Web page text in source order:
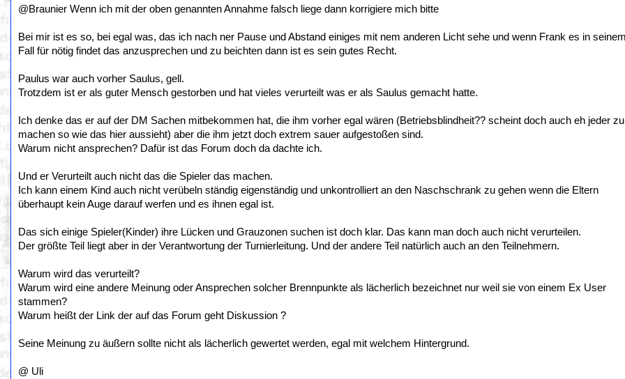
@Braunier Wenn ich mit der oben genannten Annahme falsch liege dann korrigiere mich bitte
Bei mir ist es so, bei egal was, das ich nach ner Pause und Abstand einiges mit nem anderen Licht sehe und wenn Frank es in
Fall für nötig findet das anzusprechen und zu beichten dann ist es sein gutes Recht.
Paulus war auch vorher Saulus, gell.
Trotzdem ist er als guter Mensch gestorben und hat vieles verurteilt was er als Saulus gemacht hatte.
Ich denke das er auf der DM Sachen mitbekommen hat, die ihm vorher egal wären (Betriebsblindheit?? scheint doch auch eh jeder zu
machen so wie das hier aussieht) aber die ihm jetzt doch extrem sauer aufgestoßen sind.
Warum nicht ansprechen? Dafür ist das Forum doch da dachte ich.
Und er Verurteilt auch nicht das die Spieler das machen.
Ich kann einem Kind auch nicht verübeln ständig eigenständig und unkontrolliert an den Naschschrank zu gehen wenn die Eltern
überhaupt kein Auge darauf werfen und es ihnen egal ist.
Das sich einige Spieler(Kinder) ihre Lücken und Grauzonen suchen ist doch klar. Das kann man doch auch nicht verurteilen.
Der größte Teil liegt aber in der Verantwortung der Turnierleitung. Und der andere Teil natürlich auch an den Teilnehmern.
Warum wird das verurteilt?
Warum wird eine andere Meinung oder Ansprechen solcher Brennpunkte als lächerlich bezeichnet nur weil sie von einem Ex User
stammen?
Warum heißt der Link der auf das Forum geht Diskussion ?
Seine Meinung zu äußern sollte nicht als lächerlich gewertet werden, egal mit welchem Hintergrund.
@ Uli